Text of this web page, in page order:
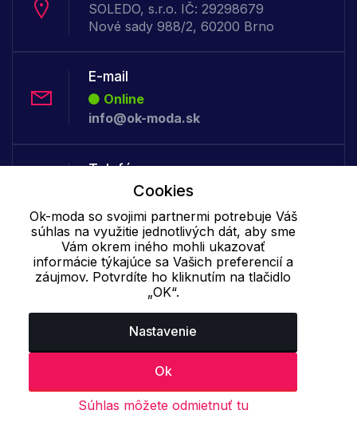
SOLEDO, s.r.o. IČ: 29298679
Nové sady 988/2, 60200 Brno
E-mail
Online
info@ok-moda.sk
Telefón:
Offline
+421 277 278 079
Cookie - podrobné nastavenie| Ďalšie informácie|Spracovanie
osobných údajov
Cookies
Ok-moda so svojimi partnermi potrebuje Váš
súhlas na využitie jednotlivých dát, aby sme
Vám okrem iného mohli ukazovať
informácie týkajúce sa Vašich preferencií a
záujmov. Potvrdíte ho kliknutím na tlačidlo
„OK“.
Nastavenie
Ok
Súhlas môžete odmietnuť tu